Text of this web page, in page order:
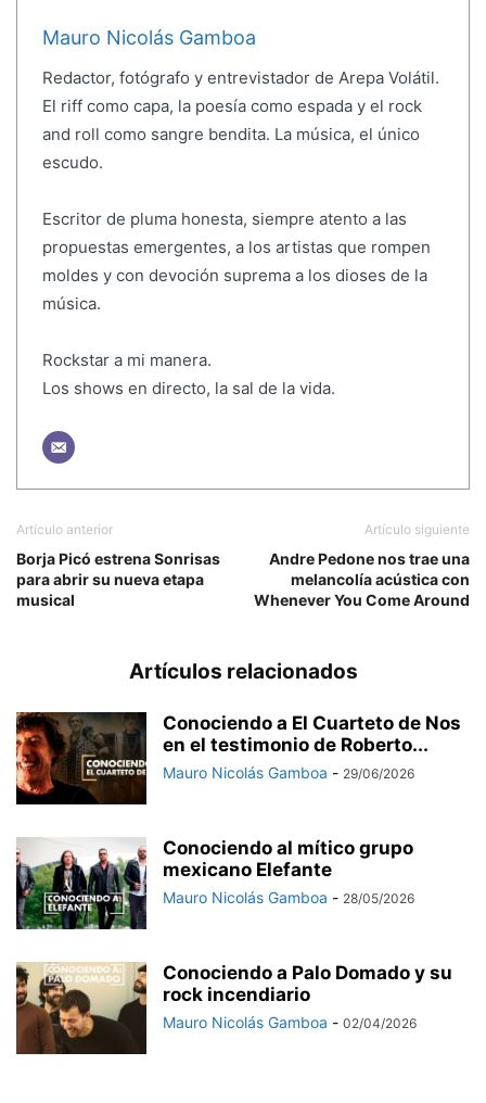
Mauro Nicolás Gamboa
Redactor, fotógrafo y entrevistador de Arepa Volátil.
El riff como capa, la poesía como espada y el rock
and roll como sangre bendita. La música, el único
escudo.
Escritor de pluma honesta, siempre atento a las
propuestas emergentes, a los artistas que rompen
moldes y con devoción suprema a los dioses de la
música.
Rockstar a mi manera.
Los shows en directo, la sal de la vida.
Artículo anterior
Borja Picó estrena Sonrisas
para abrir su nueva etapa
musical
Artículo siguiente
Andre Pedone nos trae una
melancolía acústica con
Whenever You Come Around
Artículos relacionados
Conociendo a El Cuarteto de Nos
en el testimonio de Roberto...
Mauro Nicolás Gamboa - 29/06/2026
Conociendo al mítico grupo
mexicano Elefante
Mauro Nicolás Gamboa - 28/05/2026
Conociendo a Palo Domado y su
rock incendiario
Mauro Nicolás Gamboa - 02/04/2026